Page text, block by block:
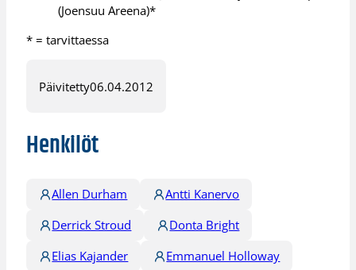
(Joensuu Areena)*
* = tarvittaessa
Päivitetty06.04.2012
Henkilöt
Allen Durham
Antti Kanervo
Derrick Stroud
Donta Bright
Elias Kajander
Emmanuel Holloway